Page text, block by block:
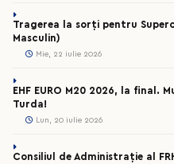
Tragerea la sorți pentru
Masculin)
Mie, 22 iulie 2026
EHF EURO M20 2026, la final.
Turda!
Lun, 20 iulie 2026
Consiliul de Administrație al